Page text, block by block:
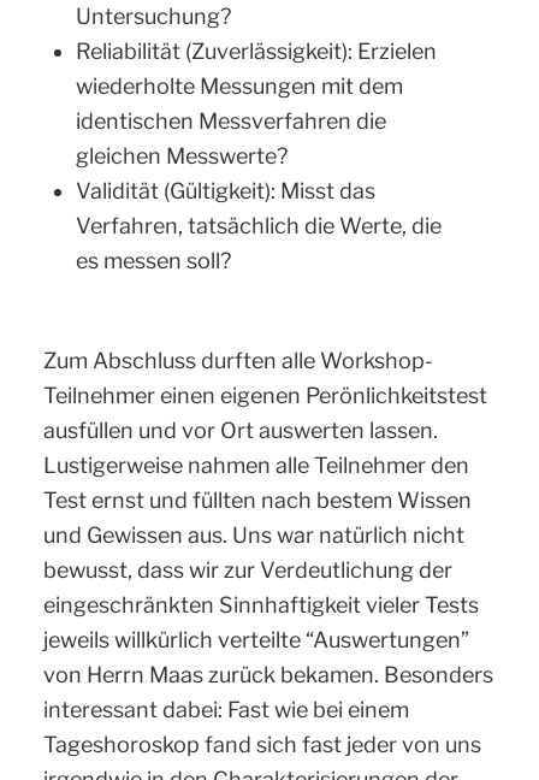
Untersuchung?
Reliabilität (Zuverlässigkeit): Erzielen
wiederholte Messungen mit dem
identischen Messverfahren die
gleichen Messwerte?
Validität (Gültigkeit): Misst das
Verfahren, tatsächlich die Werte, die
es messen soll?
Zum Abschluss durften alle Workshop-
Teilnehmer einen eigenen Perönlichkeitstest
ausfüllen und vor Ort auswerten lassen.
Lustigerweise nahmen alle Teilnehmer den
Test ernst und füllten nach bestem Wissen
und Gewissen aus. Uns war natürlich nicht
bewusst, dass wir zur Verdeutlichung der
eingeschränkten Sinnhaftigkeit vieler Tests
jeweils willkürlich verteilte “Auswertungen”
von Herrn Maas zurück bekamen. Besonders
interessant dabei: Fast wie bei einem
Tageshoroskop fand sich fast jeder von uns